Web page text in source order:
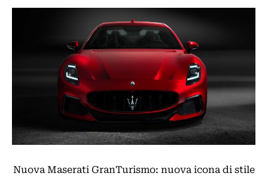
Nuova Maserati GranTurismo: nuova icona di stile